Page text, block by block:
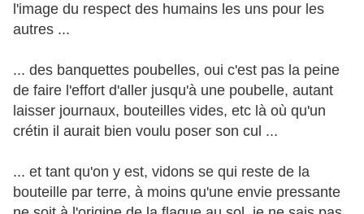
l'image du respect des humains les uns pour les
autres ...
... des banquettes poubelles, oui c'est pas la peine
de faire l'effort d'aller jusqu'à une poubelle, autant
laisser journaux, bouteilles vides, etc là où qu'un
crétin il aurait bien voulu poser son cul ...
... et tant qu'on y est, vidons se qui reste de la
bouteille par terre, à moins qu'une envie pressante